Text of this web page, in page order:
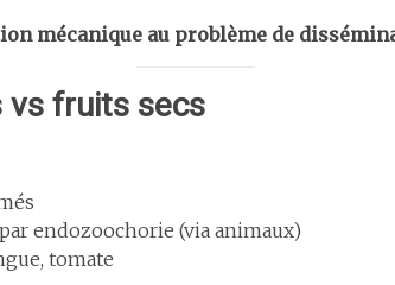
mécanique au problème de
vs fruits secs
endozoochorie (via animaux)
tomate